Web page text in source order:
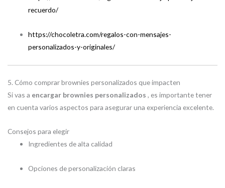
recuerdo/
https://chocoletra.com/regalos-con-mensajes-
personalizados-y-originales/
5. Cómo comprar brownies personalizados que impacten
Si vas a encargar brownies personalizados , es importante tener
en cuenta varios aspectos para asegurar una experiencia excelente.
Consejos para elegir
Ingredientes de alta calidad
Opciones de personalización claras